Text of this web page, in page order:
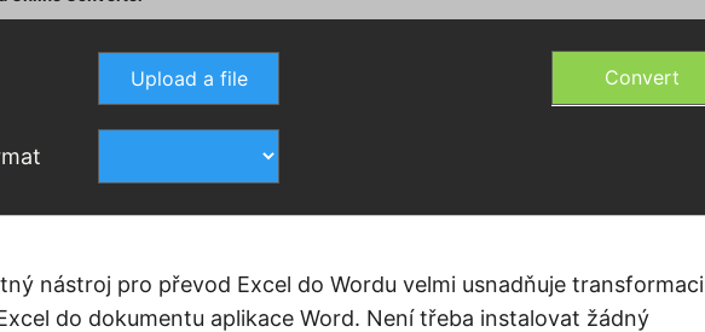
Upload a file Convert
nástroj pro převod Excel do Wordu velmi usnadňuje transformaci
do dokumentu aplikace Word. Není třeba instalovat žádný